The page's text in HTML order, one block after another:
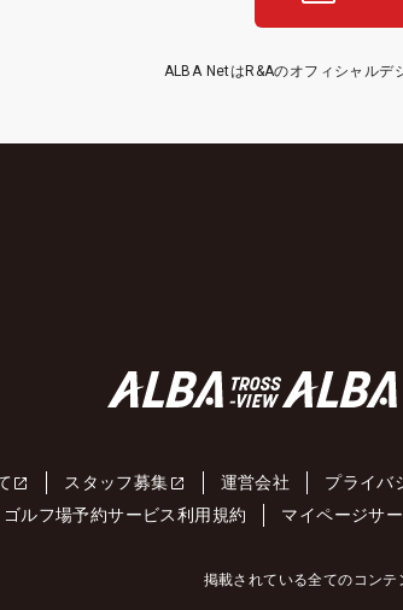
ALBA NetはR&Aのオフィシャルデ
スタッフ募集 運営会社 プライバ
ゴルフ場予約サービス利用規約
マイページサ
掲載されている全てのコン